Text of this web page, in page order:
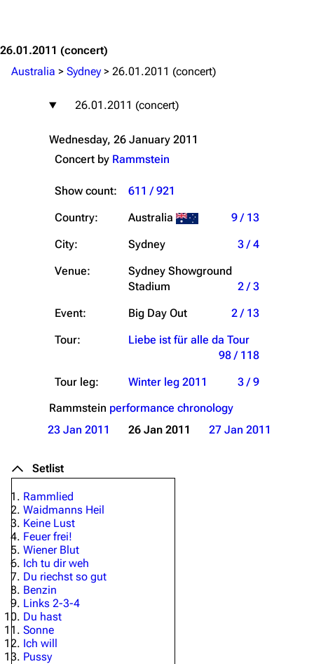
26.01.2011 (concert)
Australia > Sydney > 26.01.2011 (concert)
26.01.2011 (concert)
Wednesday, 26 January 2011
Concert by Rammstein
Show count:
611 / 921
Country:
Australia
9 / 13
City:
Sydney
3 / 4
Venue:
Sydney Showground
Stadium
2 / 3
Event:
Big Day Out
2 / 13
Tour:
Liebe ist für alle da Tour
98 / 118
Tour leg:
Winter leg 2011
3 / 9
Rammstein performance chronology
23 Jan 2011
26 Jan 2011 27 Jan 2011
Setlist
Rammlied
Waidmanns Heil
Keine Lust
Feuer frei!
Wiener Blut
Ich tu dir weh
Du riechst so gut
Benzin
Links 2-3-4
Du hast
Sonne
Ich will
Pussy